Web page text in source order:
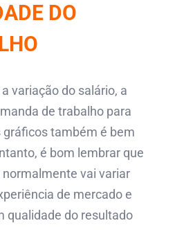
DO
variação do salário, a
de trabalho para
gráficos também é bem
é bom lembrar que
normalmente vai variar
de mercado e
qualidade do resultado